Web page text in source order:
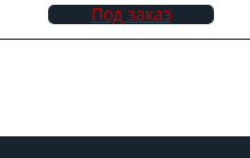
Под заказ